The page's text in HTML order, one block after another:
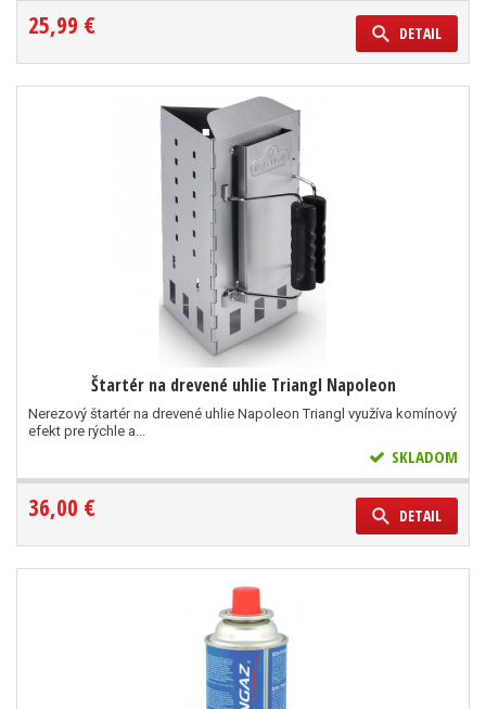
25,99 € DETAIL
Štartér na drevené uhlie Triangl Napoleon
Nerezový štartér na drevené uhlie Napoleon Triangl využíva komínový
efekt pre rýchle a...
SKLADOM
36,00 € DETAIL